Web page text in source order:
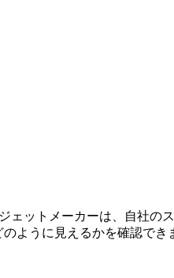
ットメーカーは、自社の
ように見えるかを確認でき